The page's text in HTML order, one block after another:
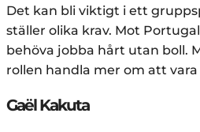
Det kan bli viktigt i ett
ställer olika krav. Mot
behöva jobba hårt utan boll.
rollen handla mer om att
Gaël Kakuta